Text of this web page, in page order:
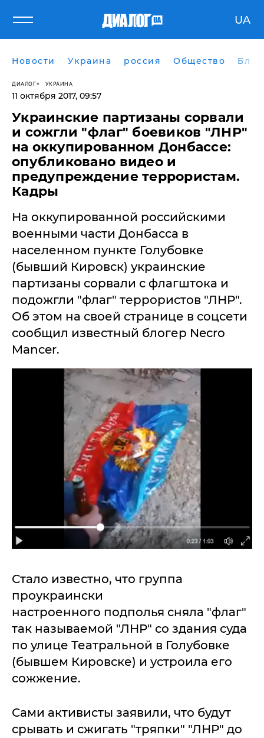
UA
Новости Украина россия Общество
ДИАЛОГ УКРАИНА
11 октября 2017, 09:57
Украинские партизаны сорвали
и сожгли "флаг" боевиков "ЛНР"
на оккупированном Донбассе:
опубликовано видео и
предупреждение террористам.
Кадры
​На оккупированной российскими
военными части Донбасса в
населенном пункте Голубовке
(бывший Кировск) украинские
партизаны сорвали с флагштока и
подожгли "флаг" террористов "ЛНР".
Об этом на своей странице в соцсети
сообщил известный блогер Necro
Mancer‏.
Стало известно, что группа
проукраински
настроенного подполья сняла "флаг"
так называемой "ЛНР" со здания суда
по улице Театральной в Голубовке
(бывшем Кировске) и устроила его
сожжение.
Сами активисты заявили, что будут
срывать и сжигать "тряпки" "ЛНР" до